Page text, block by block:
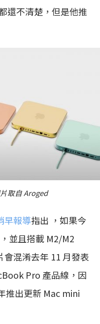
還不清楚，但是他推
取自 Aroged
早報導指出 ，如果今
並且搭載 M2/M2
混淆去年 11 月發表
Pro 產品線，因
推出更新 Mac mini